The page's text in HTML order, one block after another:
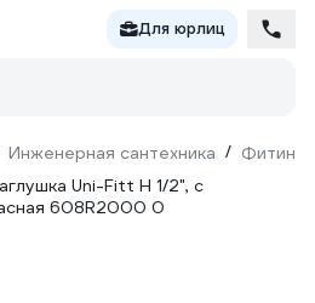
Для юрлиц
Инженерная сантехника / Фитинги